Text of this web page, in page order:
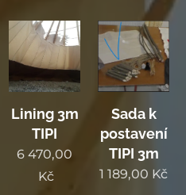
Lining 3m
TIPI
6 470,00
Kč
Sada k
postavení
TIPI 3m
1 189,00 Kč